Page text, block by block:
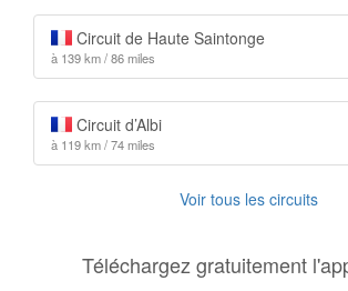
Circuit de Haute Saintonge
à 139 km / 86 miles
Circuit d’Albi
à 119 km / 74 miles
Voir tous les circuits
Téléchargez gratuitement